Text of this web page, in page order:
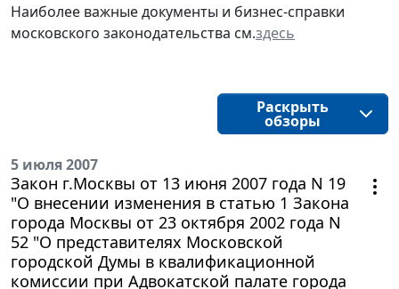
Наиболее важные документы и бизнес-справки
московского законодательства см.здесь
Раскрыть
обзоры
5 июля 2007
Закон г.Москвы от 13 июня 2007 года N 19
"О внесении изменения в статью 1 Закона
города Москвы от 23 октября 2002 года N
52 "О представителях Московской
городской Думы в квалификационной
комиссии при Адвокатской палате города